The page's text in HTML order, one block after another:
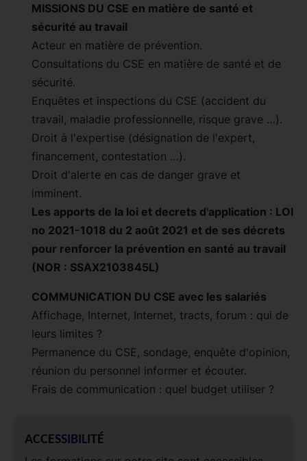
MISSIONS DU CSE en matière de santé et
sécurité au travail
Acteur en matière de prévention.
Consultations du CSE en matière de santé et de
sécurité.
Enquêtes et inspections du CSE (accident du
travail, maladie professionnelle, risque grave …).
Droit à l'expertise (désignation de l'expert,
financement, contestation …).
Droit d'alerte en cas de danger grave et
imminent.
Les apports de la loi et decrets d'application : LOI
no 2021-1018 du 2 août 2021 et de ses décrets
pour renforcer la prévention en santé au travail
(NOR : SSAX2103845L)
COMMUNICATION DU CSE avec les salariés
Affichage, Internet, Internet, tracts, forum : qui de
leurs limites ?
Permanence du CSE, sondage, enquête d'opinion,
réunion du personnel informer et écouter.
Frais de communication : quel budget utiliser ?
ACCESSIBILITÉ